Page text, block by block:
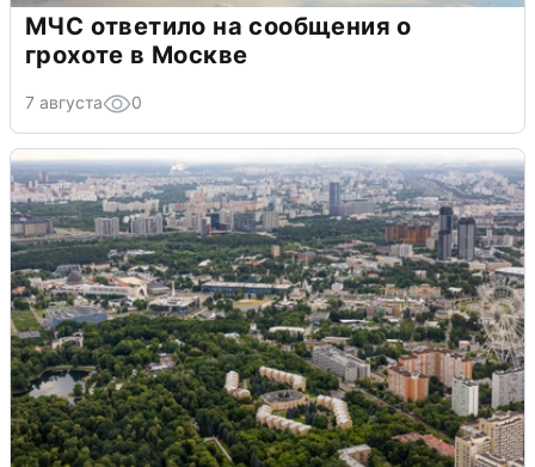
МЧС ответило на сообщения о
грохоте в Москве
7 августа 0